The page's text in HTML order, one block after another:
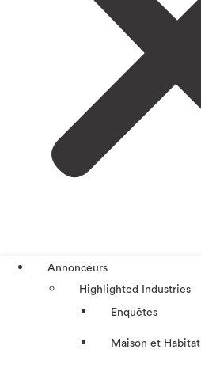
Annonceurs
Highlighted Industries
Enquêtes
Maison et Habitat